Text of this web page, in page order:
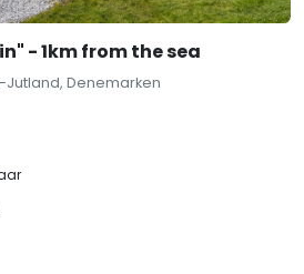
- 1km from the sea
Denemarken